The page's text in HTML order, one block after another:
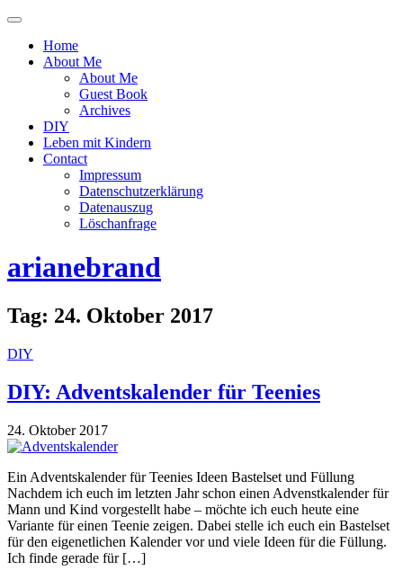
Menü
oder
ausblenden
Home
About Me
About Me
Guest Book
Archives
DIY
Leben mit Kindern
Contact
Impressum
Datenschutzerklärung
Datenauszug
Löschanfrage
arianebrand
Tag: 24. Oktober 2017
DIY
DIY: Adventskalender für Teenies
24. Oktober 2017
Ein Adventskalender für Teenies Ideen Bastelset und Füllung
Nachdem ich euch im letzten Jahr schon einen Advenstkalender für
Mann und Kind vorgestellt habe – möchte ich euch heute eine
Variante für einen Teenie zeigen. Dabei stelle ich euch ein Bastelset
für den eigenetlichen Kalender vor und viele Ideen für die Füllung.
Ich finde gerade für […]